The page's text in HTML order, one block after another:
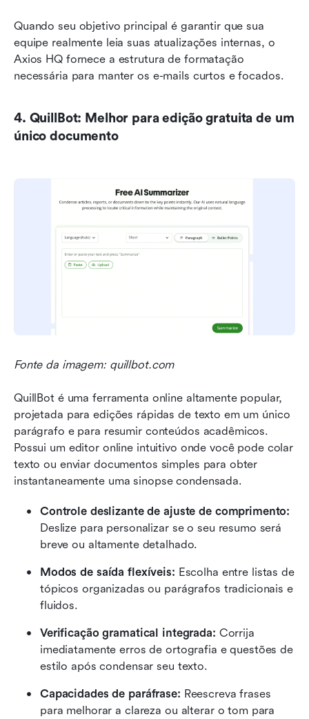
Quando seu objetivo principal é garantir que sua
equipe realmente leia suas atualizações internas, o
Axios HQ fornece a estrutura de formatação
necessária para manter os e-mails curtos e focados.
4. QuillBot: Melhor para edição gratuita de um
único documento
Fonte da imagem: quillbot.com
QuillBot é uma ferramenta online altamente popular,
projetada para edições rápidas de texto em um único
parágrafo e para resumir conteúdos acadêmicos.
Possui um editor online intuitivo onde você pode colar
texto ou enviar documentos simples para obter
instantaneamente uma sinopse condensada.
Deslize para personalizar se o seu resumo será
breve ou altamente detalhado.
Modos de saída flexíveis: Escolha entre listas de
tópicos organizadas ou parágrafos tradicionais e
fluidos.
Verificação gramatical integrada: Corrija
imediatamente erros de ortografia e questões de
estilo após condensar seu texto.
Capacidades de paráfrase: Reescreva frases
para melhorar a clareza ou alterar o tom para